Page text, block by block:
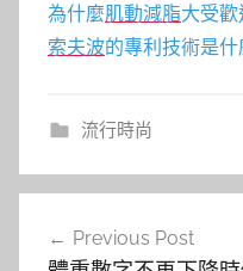
為什麼肌動減脂大受歡
索夫波的專利技術是
流行時尚
Previous Post